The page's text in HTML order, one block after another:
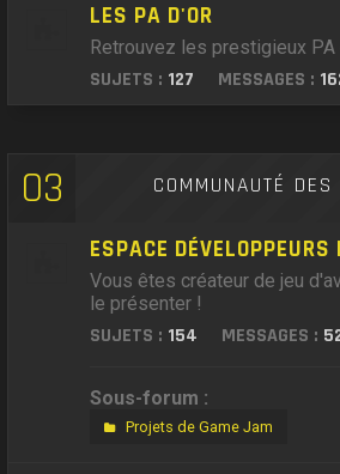
LES PA D'OR
Retrouvez les prestigieux PA
SUJETS : 127 MESSAGES :
03 COMMUNAUTÉ
ESPACE
Vous êtes créateur de jeu
le présenter !
SUJETS : 154 MESSAGES :
Sous-forum :
Projets de Game Jam